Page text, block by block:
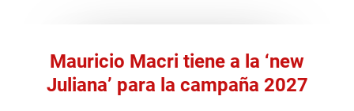
Mauricio Macri tiene a la ‘new
Juliana’ para la campaña 2027